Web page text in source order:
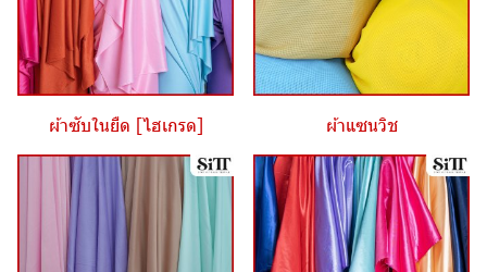
ผ้าซับในยืด [ไฮเกรด] ผ้าแซนวิช